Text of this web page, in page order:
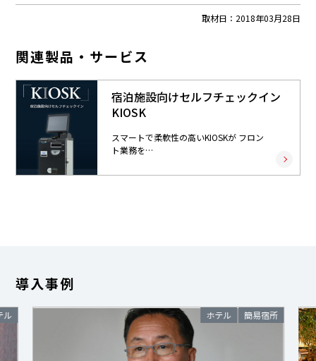
取材日： 2018年03月28日
関連製品・サービス
宿泊施設向けセルフチェックイン
KIOSK
スマートで柔軟性の高いKIOSKが フロン
ト業務を…
導入事例